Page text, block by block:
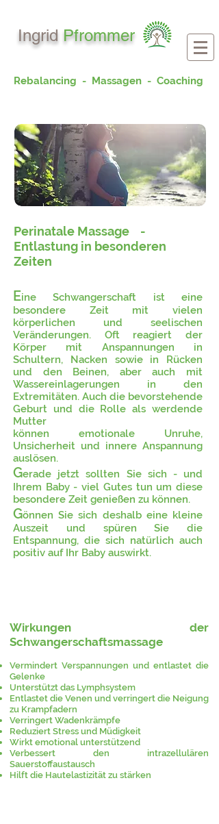
Ingrid Pfrommer
Rebalancing - Massagen - Coaching
Perinatale Massage -
Entlastung in besonderen
Zeiten
Regelmäßige Massagen während der
Schwangerschaft schenken Kraft,
Regeneration und Wohlbefinden!
Eine Schwangerschaft ist eine
besondere Zeit mit vielen
körperlichen und seelischen
Veränderungen. Oft reagiert der
Körper mit Anspannungen in
Schultern, Nacken sowie in Rücken
und den Beinen, aber auch mit
Wassereinlagerungen in den
Extremitäten. Auch die bevorstehende
Geburt und die Rolle als werdende
Mutter
können emotionale Unruhe,
Unsicherheit und innere Anspannung
auslösen.
Gerade jetzt sollten Sie sich - und
Ihrem Baby - viel Gutes tun um diese
besondere Zeit genießen zu können.
Gönnen Sie sich deshalb eine kleine
Auszeit und spüren Sie die
Entspannung, die sich natürlich auch
positiv auf Ihr Baby auswirkt.
Wirkungen der
Schwangerschaftsmassage
Vermindert Verspannungen und entlastet die
Gelenke
Unterstützt das Lymphsystem
Entlastet die Venen und verringert die Neigung
zu Krampfadern
Verringert Wadenkrämpfe
Reduziert Stress und Müdigkeit
Wirkt emotional unterstützend
Verbessert den intrazellulären
Sauerstoffaustausch
Hilft die Hautelastizität zu stärken